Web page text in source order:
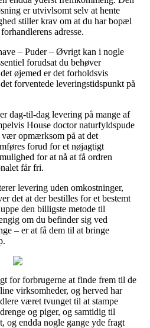
er utvivlsomt selv at hente
stiller krav om at du har bopæl
adresse.
– Puder – Øvrigt kan i nogle
forudsat du behøver
øjemed er det forholdsvis
forventede leveringstidspunkt på
dag-til-dag levering på mange af
House doctor naturfyldspude
opmærksom på at det
forud for et nøjagtigt
for at nå at få ordren
får fri.
levering uden omkostninger,
det at der bestilles for et bestemt
den billigste metode til
om du befinder sig ved
– er at få dem til at bringe
for forbrugerne at finde frem til de
virksomheder, og herved har
været tvunget til at stampe
og piger, og samtidig til
og endda nogle gange yde fragt